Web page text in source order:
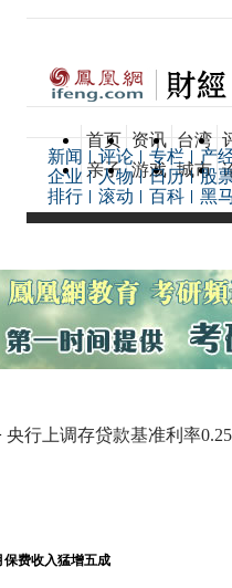
首页 资讯 台湾
亲子 游戏 城市
新闻 评论 专栏 产
企业
人物 日历 股
排行
滚动 百科 黑马
央行上调存贷款基准利率
保费收入猛增五成